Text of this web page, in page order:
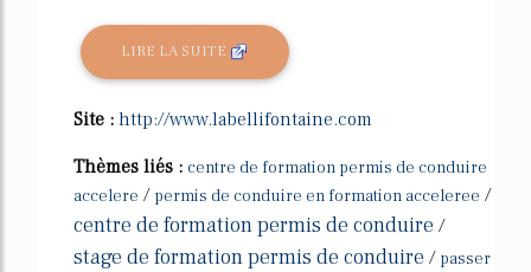
LIRE LA SUITE
Site : http://www.labellifontaine.com
Thèmes liés : centre de formation permis de conduire
accelere / permis de conduire en formation acceleree /
centre de formation permis de conduire /
stage de formation permis de conduire / passer